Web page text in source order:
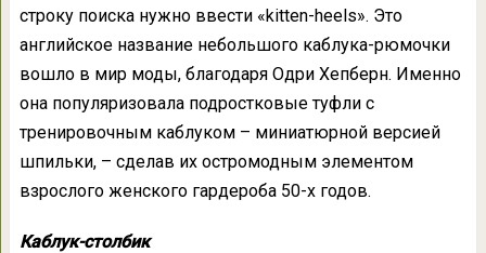
строку поиска нужно ввести «kitten-heels». Это
английское название небольшого каблука-рюмочки
вошло в мир моды, благодаря Одри Хепберн. Именно
она популяризовала подростковые туфли с
тренировочным каблуком – миниатюрной версией
шпильки, – сделав их остромодным элементом
взрослого женского гардероба 50-х годов.
Каблук-столбик